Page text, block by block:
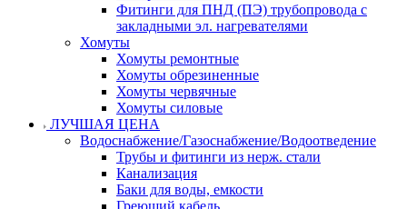
Фитинги для ПНД (ПЭ) трубопровода с
закладными эл. нагревателями
Хомуты
Хомуты ремонтные
Хомуты обрезиненные
Хомуты червячные
Хомуты силовые
ЛУЧШАЯ ЦЕНА
Водоснабжение/Газоснабжение/Водоотведение
Трубы и фитинги из нерж. стали
Канализация
Баки для воды, емкости
Греющий кабель